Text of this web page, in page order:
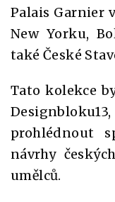
Palais Garnier
New Yorku,
také České
Tato kolekce
prohlédnout
návrhy
umělců.